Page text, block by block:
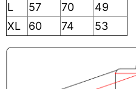
L
57 70
49
XL
60 74 53